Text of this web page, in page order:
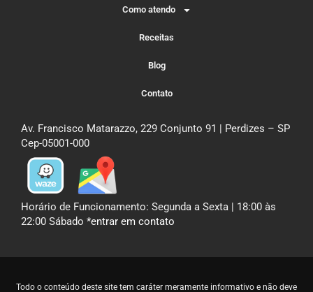
Como atendo
Receitas
Blog
Contato
Av. Francisco Matarazzo, 229 Conjunto 91 | Perdizes – SP
Cep-05001-000
Horário de Funcionamento: Segunda a Sexta | 18:00 às
22:00 Sábado *entrar em contato
Todo o conteúdo deste site tem caráter meramente informativo e não deve